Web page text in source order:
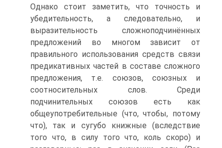
Однако стоит заметить, что точность и
убедительность, а следовательно, и
выразительность сложноподчинённых
предложений во многом зависит от
правильного использования средств связи
предикативных частей в составе сложного
предложения, т.е. союзов, союзных и
соотносительных слов. Среди
подчинительных союзов есть как
общеупотребительные (что, чтобы, потому
что), так и сугубо книжные (вследствие
того что, в силу того что, коль скоро) и